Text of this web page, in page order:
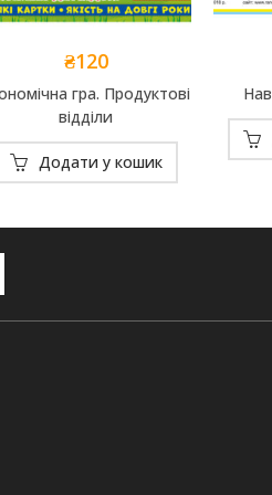
Add to
Wishlist
₴120
гра. Продуктові
відділи
Додати у кошик